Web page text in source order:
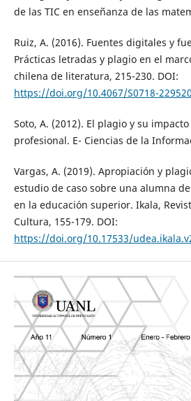
de las TIC en enseñanza de las
Ruiz, A. (2016). Fuentes digitales y
Prácticas letradas y plagio en el
chilena de literatura, 215-230. DOI:
https://doi.org/10.4067/S0718-
Soto, A. (2012). El plagio y su
profesional. E- Ciencias de la
Vargas, A. (2019). Apropiación y
estudio de caso sobre una alumna
en la educación superior. Ikala,
Cultura, 155-179. DOI:
https://doi.org/10.17533/